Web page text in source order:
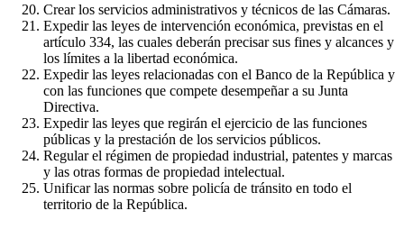
Crear los servicios administrativos y técnicos de las Cámaras.
Expedir las leyes de intervención económica, previstas en el
artículo 334, las cuales deberán precisar sus fines y alcances y
los límites a la libertad económica.
Expedir las leyes relacionadas con el Banco de la República y
con las funciones que compete desempeñar a su Junta
Directiva.
Expedir las leyes que regirán el ejercicio de las funciones
públicas y la prestación de los servicios públicos.
Regular el régimen de propiedad industrial, patentes y marcas
y las otras formas de propiedad intelectual.
Unificar las normas sobre policía de tránsito en todo el
territorio de la República.